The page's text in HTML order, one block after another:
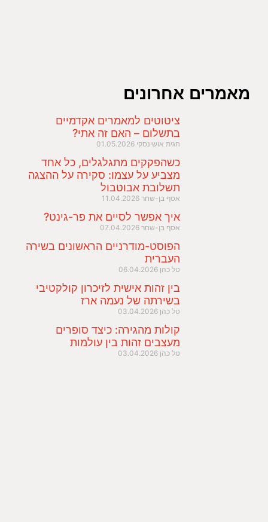
מאמרים אחרונים
ציטוטים למאמרים אקדמיים
בתשלום – האם זה אתי?
חגית אושינסקי 01.05.2026
כשהפקקים מתגלגלים, כל אחד
מצביע על עצמו: סקירה על ההצגה
תשלובת אבוטבול
אסף בן-שחר 11.04.2026
איך אפשר לסיים את פר-גינט?
אסף בן-שחר 07.04.2026
הפוסט-מודרניים הראשונים בשירה
העברית
טל כהן 06.04.2026
בין זהות אישית לזיכרון קולקטיבי
בשירתה של נעמה ארז
טל כהן 03.04.2026
קולות מהגירה: כיצד סופרים
מעצבים זהות בין עולמות
טל כהן 03.04.2026